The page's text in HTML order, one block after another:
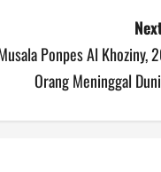
Ponpes Al Khoziny,
Orang Meninggal